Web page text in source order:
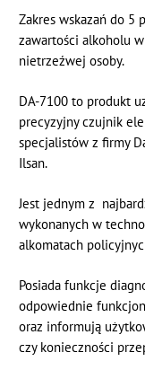
Zakres wskazań do 5
zawartości alkoholu
nietrzeźwej osoby.
DA-7100 to produkt
precyzyjny czujnik
specjalistów z firmy
Ilsan.
Jest jednym z
wykonanych w
alkomatach
Posiada funkcje
odpowiednie
oraz informują
czy konieczności